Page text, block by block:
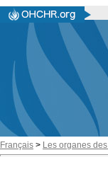
Français > Les organes